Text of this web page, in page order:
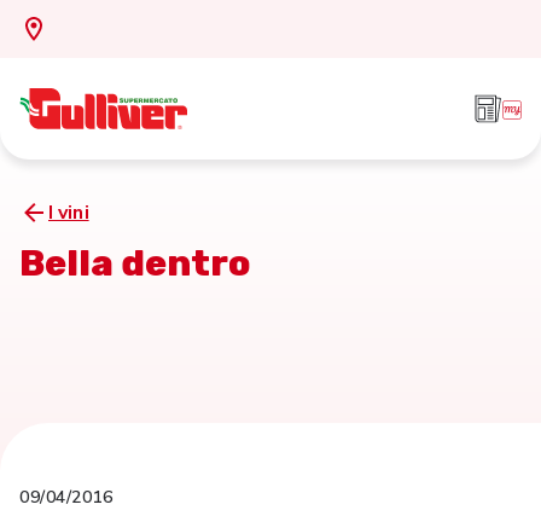
I vini
Bella dentro
09/04/2016